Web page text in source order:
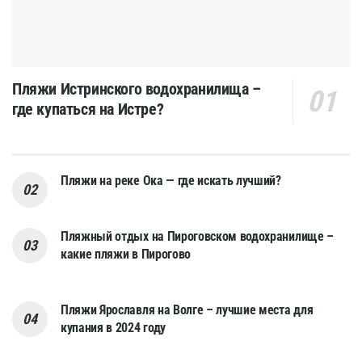
Пляжи Истринского водохранилища –
где купаться на Истре?
Пляжи на реке Ока — где искать лучший?
Пляжный отдых на Пироговском водохранилище –
какие пляжи в Пирогово
Пляжи Ярославля на Волге – лучшие места для
купания в 2024 году